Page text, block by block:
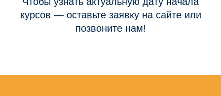
курсов — оставьте заявку на сайте или
позвоните нам!